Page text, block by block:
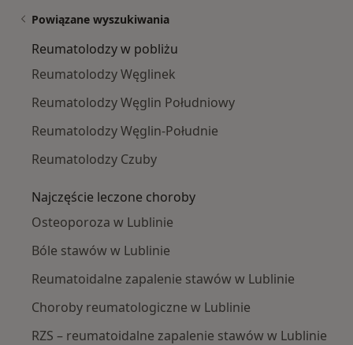
Powiązane wyszukiwania
Reumatolodzy w pobliżu
Reumatolodzy Węglinek
Reumatolodzy Węglin Południowy
Reumatolodzy Węglin-Południe
Reumatolodzy Czuby
Najczęście leczone choroby
Osteoporoza w Lublinie
Bóle stawów w Lublinie
Reumatoidalne zapalenie stawów w Lublinie
Choroby reumatologiczne w Lublinie
RZS – reumatoidalne zapalenie stawów w Lublinie